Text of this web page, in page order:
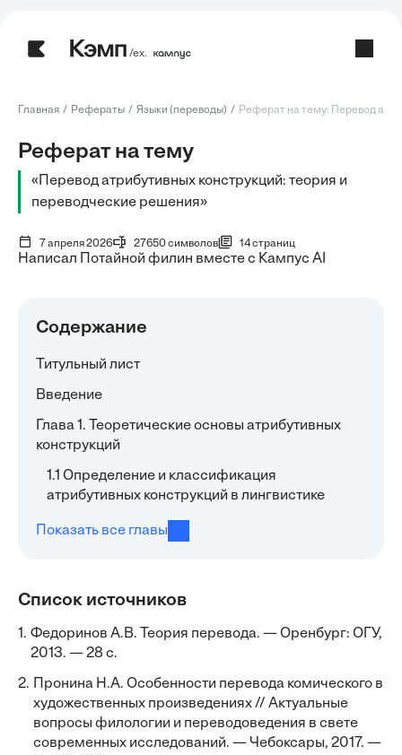
/ех.
Главная Рефераты Языки (переводы) Реферат на тему: Перевод
Реферат на тему
«Перевод атрибутивных конструкций: теория и
переводческие решения»
7 апреля 2026 27650 символов 14 страниц
Написал Потайной филин вместе с Кампус AI
Содержание
Титульный лист
Введение
Глава 1. Теоретические основы атрибутивных
конструкций
1.1 Определение и классификация
атрибутивных конструкций в лингвистике
Показать все главы
Список источников
1. Федоринов А.В. Теория перевода. — Оренбург: ОГУ,
2013. — 28 с.
2.
Пронина Н.А. Особенности перевода комического в
художественных произведениях // Актуальные
вопросы филологии и переводоведения в свете
современных исследований. — Чебоксары, 2017. —